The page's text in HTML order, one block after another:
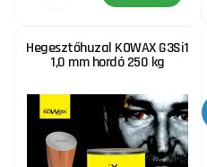
Hegesztőhuzal KOWAX G3Si1
1,0 mm hordó 250 kg